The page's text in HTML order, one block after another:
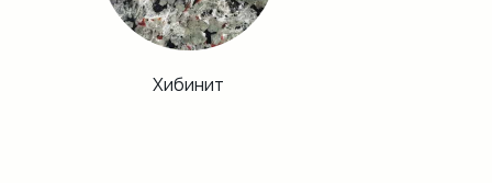
Хибинит